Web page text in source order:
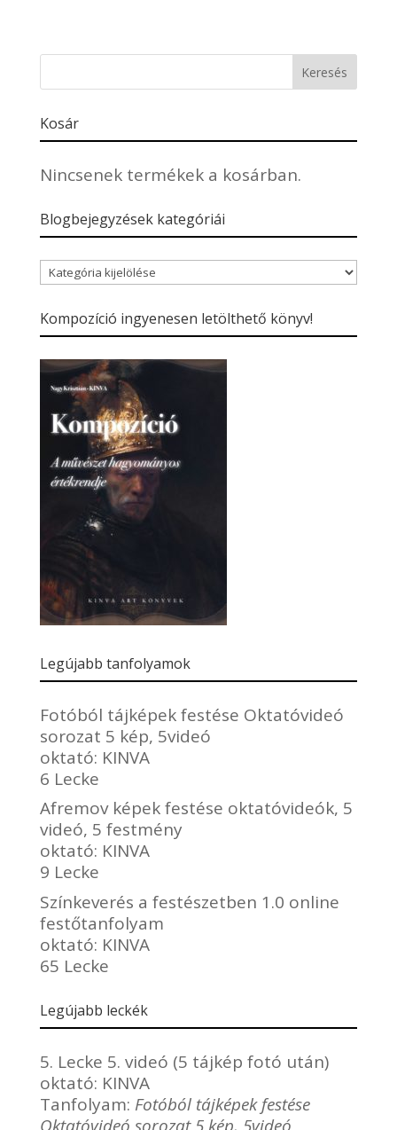
Kosár
Nincsenek termékek a kosárban.
Blogbejegyzések kategóriái
Blogbejegyzések
kategóriái
Kompozíció ingyenesen letölthető könyv!
Legújabb tanfolyamok
Fotóból tájképek festése Oktatóvideó
sorozat 5 kép, 5videó
oktató: KINVA
6 Lecke
Afremov képek festése oktatóvideók, 5
videó, 5 festmény
oktató: KINVA
9 Lecke
Színkeverés a festészetben 1.0 online
festőtanfolyam
oktató: KINVA
65 Lecke
Legújabb leckék
5. Lecke 5. videó (5 tájkép fotó után)
oktató: KINVA
Tanfolyam: Fotóból tájképek festése
Oktatóvideó sorozat 5 kép, 5videó